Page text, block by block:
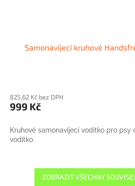
Samonavíjecí kruhové
825,62 Kč bez DPH
999 Kč
Kruhové samonavíjecí vodítko pro psy
vodítko.
ZOBRAZIT VŠECHNY